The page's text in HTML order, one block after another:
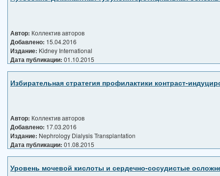
Автор: Коллектив авторов
Добавлено: 15.04.2016
Издание: Kidney International
Дата публикации: 01.10.2015
Избирательная стратегия профилактики контраст-
Автор: Коллектив авторов
Добавлено: 17.03.2016
Издание: Nephrology Dialysis Transplantation
Дата публикации: 01.08.2015
Уровень мочевой кислоты и сердечно-сосудистые